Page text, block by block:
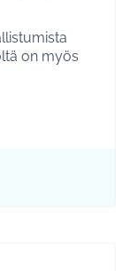
on myös
Liikunta ja